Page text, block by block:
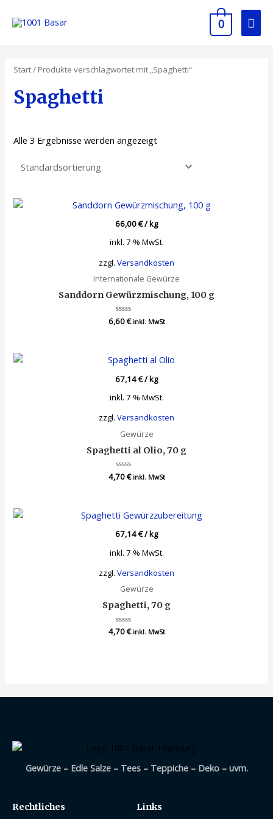
0
Start/ Produkte verschlagwortet mit „Spaghetti“
Spaghetti
Alle 3 Ergebnisse werden angezeigt
66,00€/kg
inkl. 7 % MwSt.
zzgl. Versandkosten
Internationale Gewürze
Sanddorn Gewürzmischung, 100 g
Bewertet
6,60€ inkl. MwSt
67,14€/kg
inkl. 7 % MwSt.
zzgl. Versandkosten
Gewürze
Spaghetti al Olio, 70 g
Bewertet
mit
4,70€ inkl. MwSt
67,14€/kg
inkl. 7 % MwSt.
zzgl. Versandkosten
Gewürze
Spaghetti, 70 g
Bewertet
4,70€ inkl. MwSt
Gewürze – Edle Salze – Tees – Teppiche – Deko – uvm.
Rechtliches Links